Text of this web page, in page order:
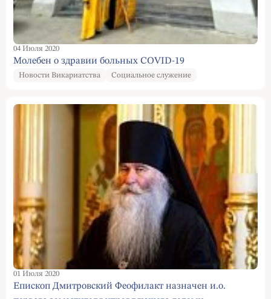
04 Июля 2020
Молебен о здравии больных COVID-19
Новости Викариатства Социальное служение
01 Июля 2020
Епископ Дмитровский Феофилакт назначен и.о.